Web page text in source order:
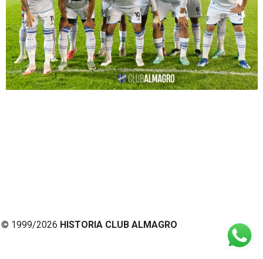
© 1999/2026 HISTORIA CLUB ALMAGRO